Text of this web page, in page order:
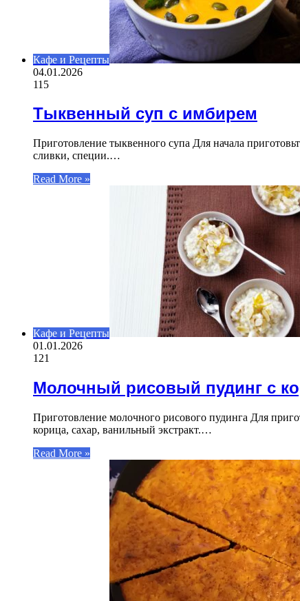
Кафе и Рецепты
04.01.2026
115
Тыквенный суп с имбирем
Приготовление тыквенного супа Для начала
сливки, специи.…
Read More »
Кафе и Рецепты
01.01.2026
121
Молочный рисовый пудинг с
Приготовление молочного рисового пудинга Для
корица, сахар, ванильный экстракт.…
Read More »